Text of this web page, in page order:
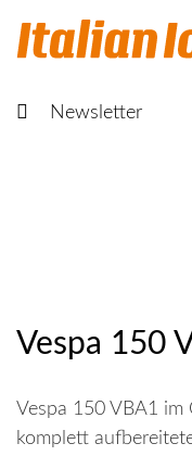
Newsletter
Vespa 150
Vespa 150 VBA1 im
komplett